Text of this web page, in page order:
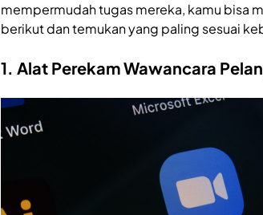
mempermudah tugas mereka, kamu bisa
berikut dan temukan yang paling sesuai
1. Alat Perekam Wawancara